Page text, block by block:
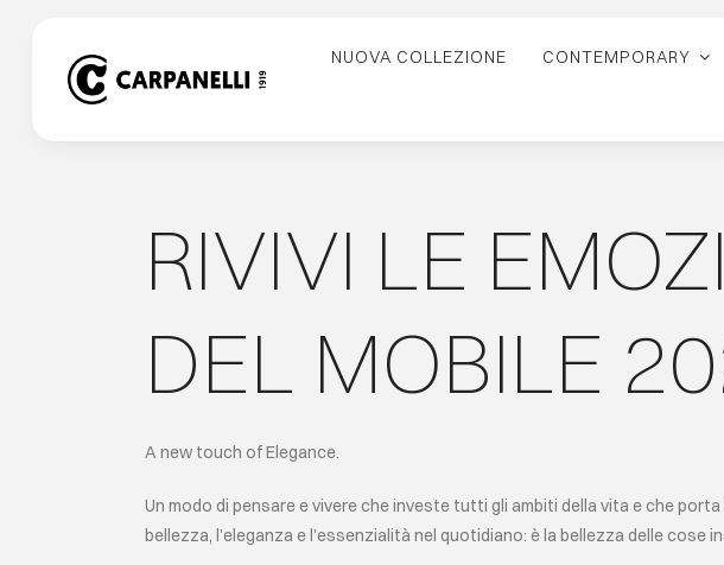
NUOVA COLLEZIONE CONTEMPORARY
RIVIVI LE
DEL MOBILE
A new touch of Elegance.
Un modo di pensare e vivere che investe tutti gli ambiti della vita e che porta
bellezza, l’eleganza e l’essenzialità nel quotidiano: è la bellezza delle cose